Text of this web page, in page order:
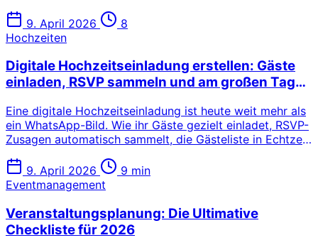
9. April 2026
8
Hochzeiten
Digitale Hochzeitseinladung erstellen: Gäste
einladen, RSVP sammeln und am großen Tag
Eine digitale Hochzeitseinladung ist heute weit mehr als
ein WhatsApp-Bild. Wie ihr Gäste gezielt einladet, RSVP-
Zusagen automatisch sammelt, die Gästeliste in Echtzeit
eincheckt.
9. April 2026
9 min
Eventmanagement
Veranstaltungsplanung: Die Ultimative
Checkliste für 2026